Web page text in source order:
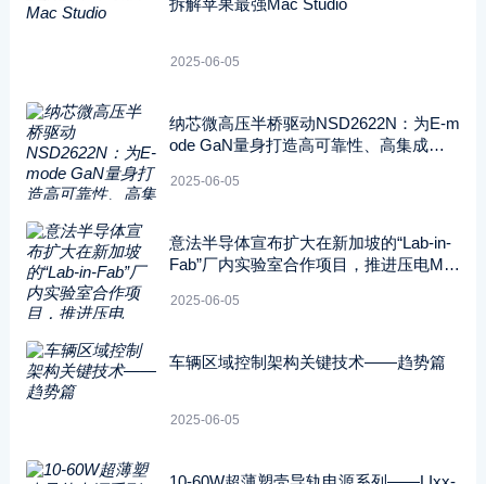
拆解苹果最强Mac Studio
2025-06-05
纳芯微高压半桥驱动NSD2622N：为E-m
ode GaN量身打造高可靠性、高集成度
2025-06-05
意法半导体宣布扩大在新加坡的“Lab-in-
Fab”厂内实验室合作项目，推进压电ME
2025-06-05
车辆区域控制架构关键技术——趋势篇
2025-06-05